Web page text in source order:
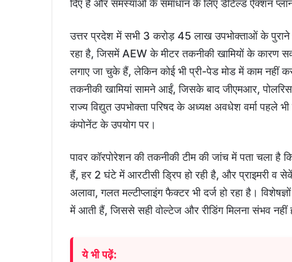
दिए हैं और समस्याओं के समाधान के लिए डीटेल्ड ऐक्शन
उत्तर प्रदेश में सभी 3 करोड़ 45 लाख उपभोक्ताओं के पुराने
रहा है, जिसमें AEW के मीटर तकनीकी खामियों के कारण
लगाए जा चुके हैं, लेकिन कोई भी प्री-पेड मोड में काम नहीं
तकनीकी खामियां सामने आईं, जिसके बाद जीएमआर,
राज्य विद्युत उपभोक्ता परिषद के अध्यक्ष अवधेश वर्मा पहले
कंपोनेंट के उपयोग पर।
पावर कॉरपोरेशन की तकनीकी टीम की जांच में पता चला है
हैं, हर 2 घंटे में आरटीसी ड्रिप हो रही है, और प्राइमरी व
अलावा, गलत मल्टीप्लाइंग फैक्टर भी दर्ज हो रहा है।
में आती हैं, जिससे सही वोल्टेज और रीडिंग मिलना संभव नहीं
ये भी पढ़ें: